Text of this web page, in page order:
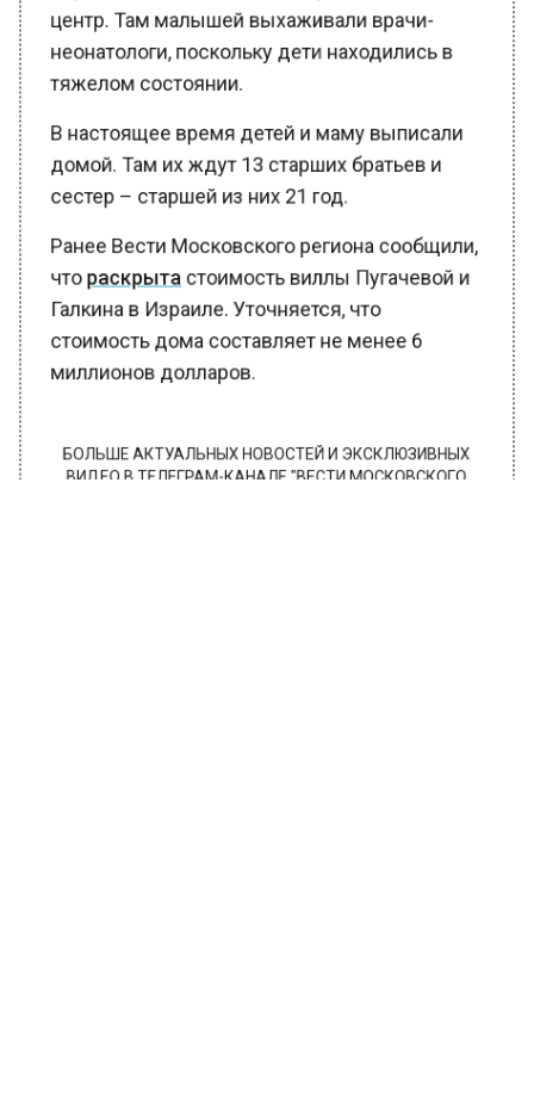
центр. Там малышей выхаживали врачи-
неонатологи, поскольку дети находились в
тяжелом состоянии.
В настоящее время детей и маму выписали
домой. Там их ждут 13 старших братьев и
сестер – старшей из них 21 год.
Ранее Вести Московского региона сообщили,
чтораскрытастоимость виллы Пугачевой и
Галкина в Израиле. Уточняется, что
стоимость дома составляет не менее 6
миллионов долларов.
БОЛЬШЕ АКТУАЛЬНЫХ НОВОСТЕЙ И ЭКСКЛЮЗИВНЫХ